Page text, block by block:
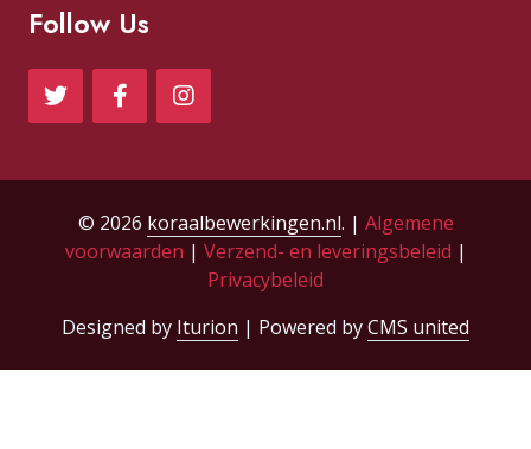
Follow Us
© 2026 koraalbewerkingen.nl. | Algemene
voorwaarden | Verzend- en leveringsbeleid |
Privacybeleid
Designed by Iturion | Powered byCMS united